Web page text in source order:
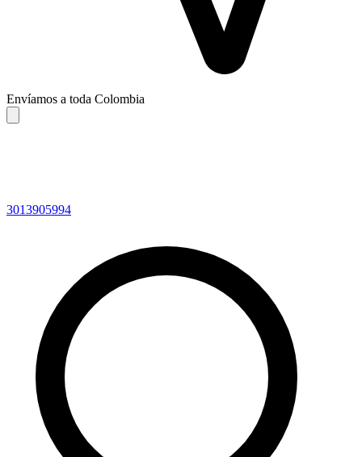
Envíamos a toda Colombia
3013905994